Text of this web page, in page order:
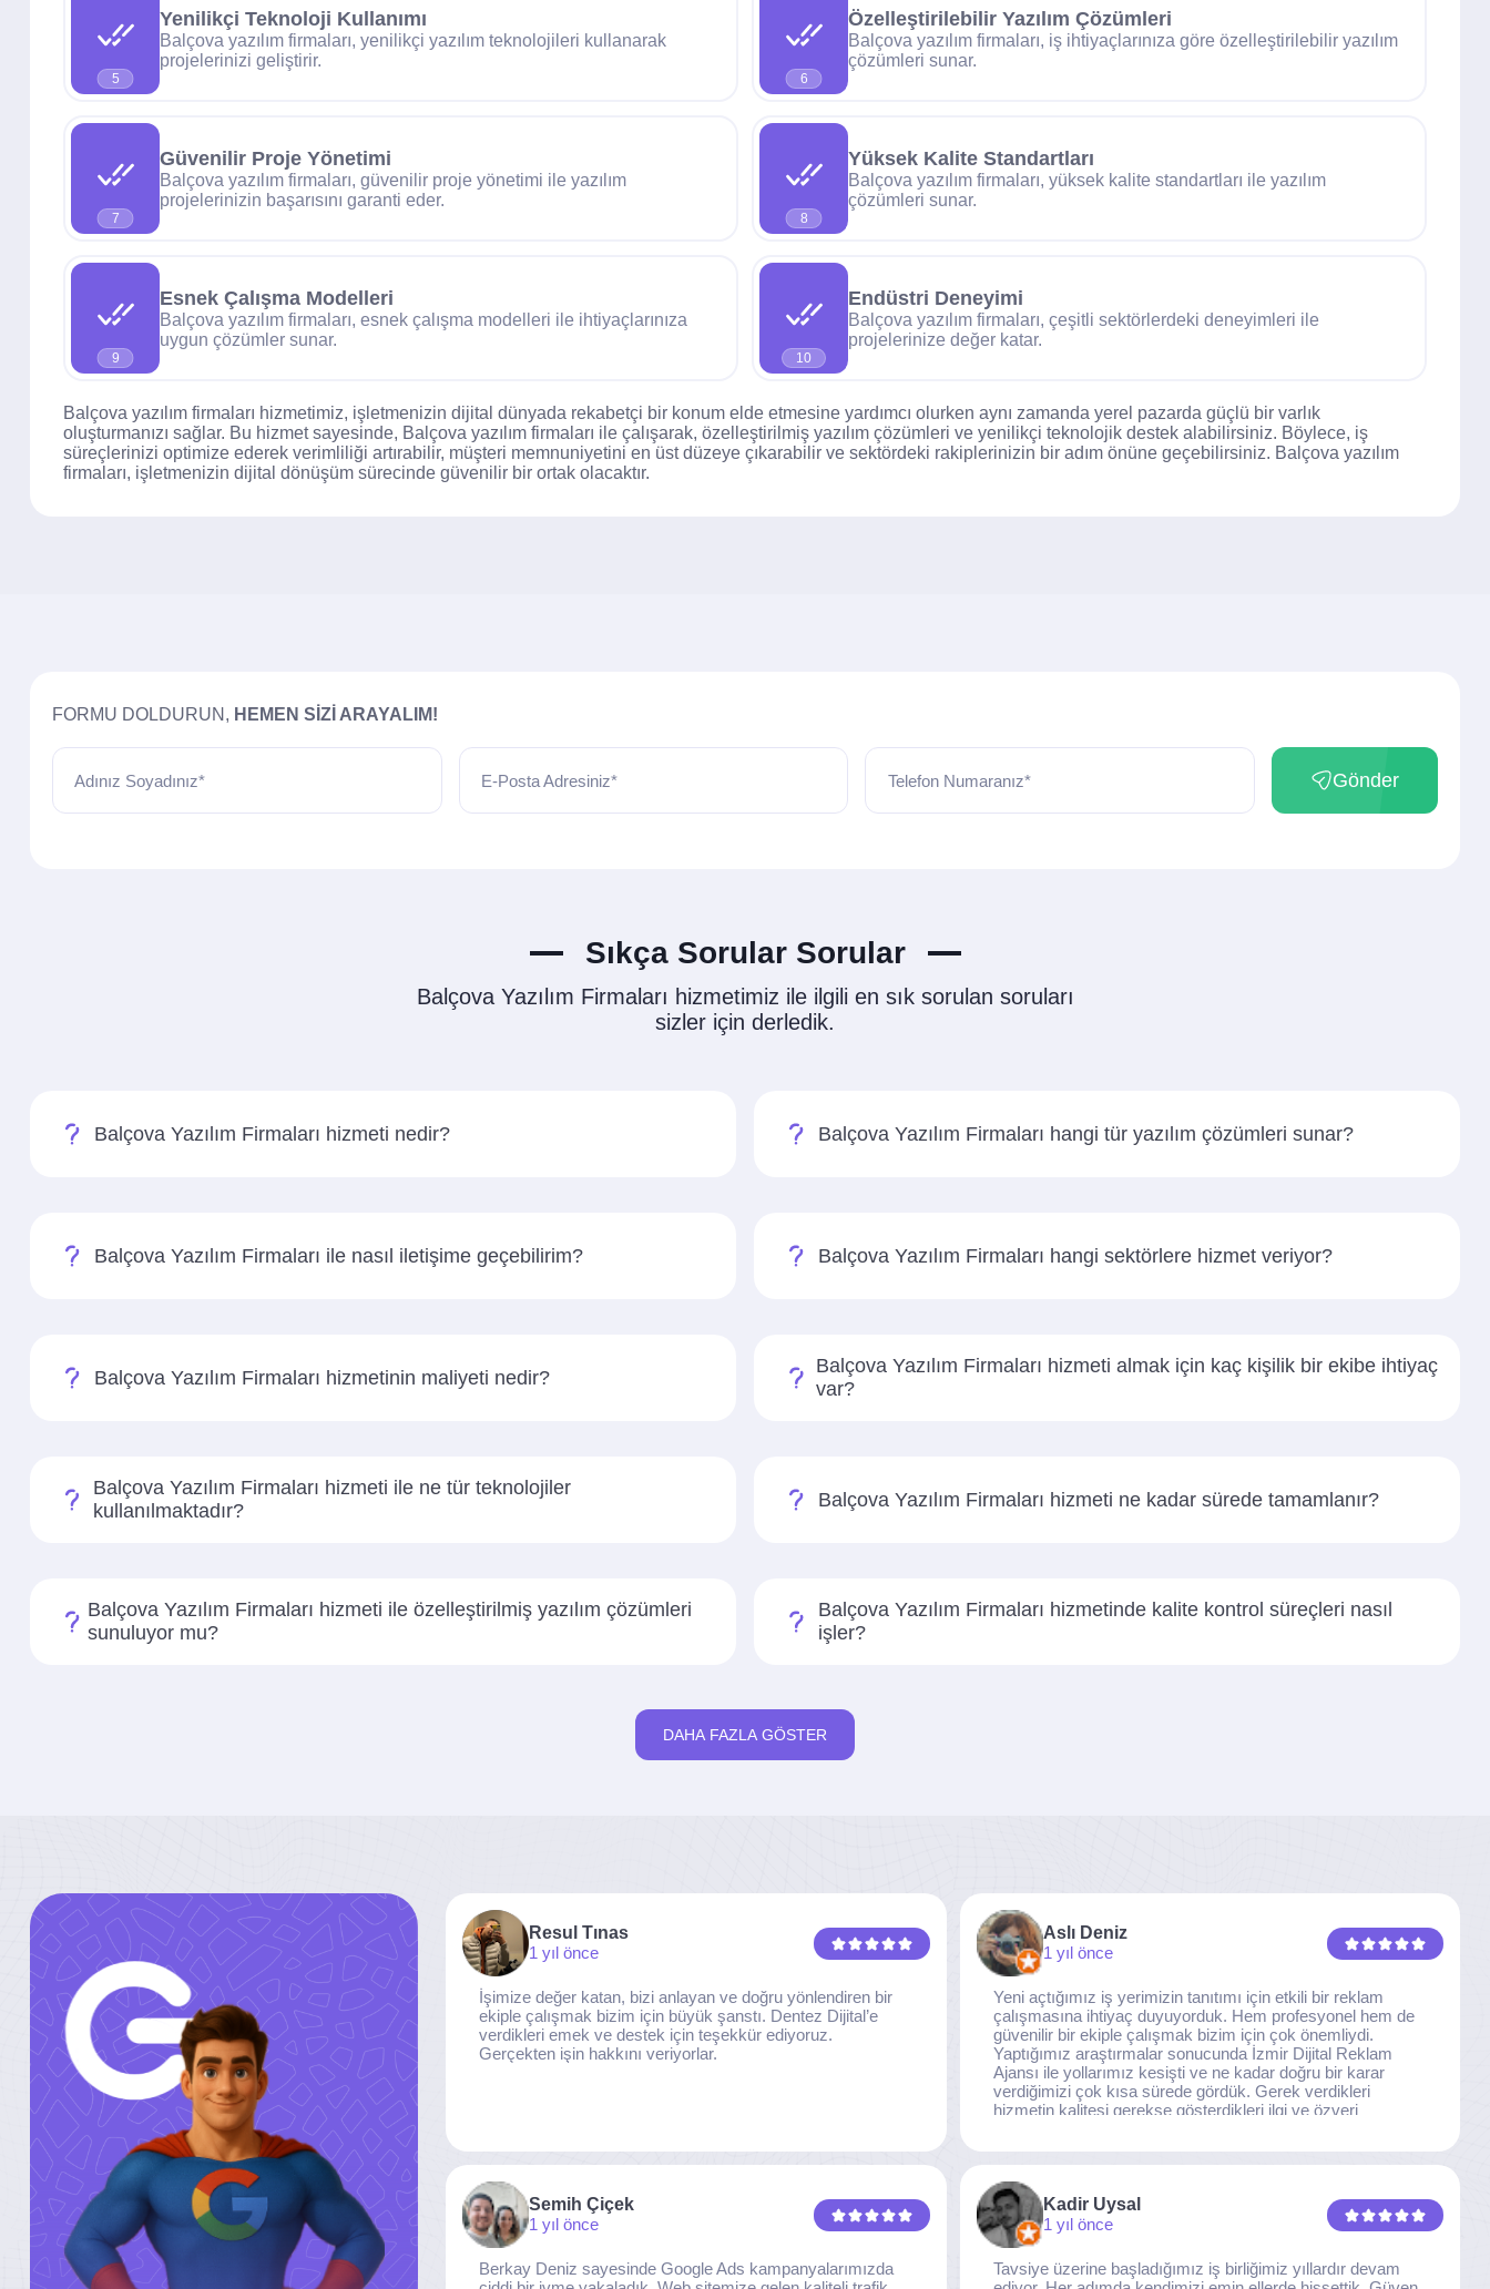
5
Yenilikçi Teknoloji Kullanımı
Balçova yazılım firmaları, yenilikçi yazılım teknolojileri kullanarak
projelerinizi geliştirir.
6
Özelleştirilebilir Yazılım Çözümleri
Balçova yazılım firmaları, iş ihtiyaçlarınıza göre özelleştirilebilir yazılım
çözümleri sunar.
7
Güvenilir Proje Yönetimi
Balçova yazılım firmaları, güvenilir proje yönetimi ile yazılım
projelerinizin başarısını garanti eder.
8
Yüksek Kalite Standartları
Balçova yazılım firmaları, yüksek kalite standartları ile yazılım
çözümleri sunar.
9
Esnek Çalışma Modelleri
Balçova yazılım firmaları, esnek çalışma modelleri ile ihtiyaçlarınıza
uygun çözümler sunar.
10
Endüstri Deneyimi
Balçova yazılım firmaları, çeşitli sektörlerdeki deneyimleri ile
projelerinize değer katar.
Balçova yazılım firmaları hizmetimiz, işletmenizin dijital dünyada rekabetçi bir konum elde etmesine yardımcı olurken aynı zamanda yerel pazarda güçlü bir varlık
oluşturmanızı sağlar. Bu hizmet sayesinde, Balçova yazılım firmaları ile çalışarak, özelleştirilmiş yazılım çözümleri ve yenilikçi teknolojik destek alabilirsiniz. Böylece, iş
süreçlerinizi optimize ederek verimliliği artırabilir, müşteri memnuniyetini en üst düzeye çıkarabilir ve sektördeki rakiplerinizin bir adım önüne geçebilirsiniz. Balçova yazılım
firmaları, işletmenizin dijital dönüşüm sürecinde güvenilir bir ortak olacaktır.
FORMU DOLDURUN, HEMEN SIZI ARAYALIM!
Adınız Soyadınız* E-Posta Adresiniz* Telefon Numaranız* Gönder
Sıkça Sorular Sorular
Balçova Yazılım Firmaları hizmetimiz ile ilgili en sık sorulan soruları
sizler için derledik.
Balçova Yazılım Firmaları hizmeti nedir? Balçova Yazılım Firmaları hangi tür yazılım çözümleri sunar?
Balçova Yazılım Firmaları ile nasıl iletişime geçebilirim? Balçova Yazılım Firmaları hangi sektörlere hizmet veriyor?
Balçova Yazılım Firmaları hizmetinin maliyeti nedir?
Balçova Yazılım Firmaları hizmeti almak için kaç kişilik bir ekibe ihtiyaç
var?
Balçova Yazılım Firmaları hizmeti ile ne tür teknolojiler
kullanılmaktadır?
Balçova Yazılım Firmaları hizmeti ne kadar sürede tamamlanır?
Balçova Yazılım Firmaları hizmeti ile özelleştirilmiş yazılım çözümleri
sunuluyor mu?
Balçova Yazılım Firmaları hizmetinde kalite kontrol süreçleri nasıl
işler?
DAHA FAZLA GÖSTER
Resul Tınas
1 yıl önce
İşimize değer katan, bizi anlayan ve doğru yönlendiren bir
ekiple çalışmak bizim için büyük şanstı. Dentez Dijital’e
verdikleri emek ve destek için teşekkür ediyoruz.
Gerçekten işin hakkını veriyorlar.
Aslı Deniz
1 yıl önce
Yeni açtığımız iş yerimizin tanıtımı için etkili bir reklam
çalışmasına ihtiyaç duyuyorduk. Hem profesyonel hem de
güvenilir bir ekiple çalışmak bizim için çok önemliydi.
Yaptığımız araştırmalar sonucunda İzmir Dijital Reklam
Ajansı ile yollarımız kesişti ve ne kadar doğru bir karar
verdiğimizi çok kısa sürede gördük. Gerek verdikleri
hizmetin kalitesi gerekse gösterdikleri ilgi ve özveri
Kaliteden asla taviz vermeyen, her detaya özen gösteren
İzmir Dijital Reklam Ajansı ekibine gönülden teşekkür
ederiz.
Semih Çiçek
1 yıl önce
Berkay Deniz sayesinde Google Ads kampanyalarımızda
Kadir Uysal
1 yıl önce
Tavsiye üzerine başladığımız iş birliğimiz yıllardır devam